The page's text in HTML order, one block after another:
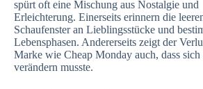
spürt oft eine Mischung aus Nostalgie und
Erleichterung. Einerseits erinnern die
Schaufenster an Lieblingsstücke und
Lebensphasen. Andererseits zeigt der
Marke wie Cheap Monday auch, dass
verändern musste.